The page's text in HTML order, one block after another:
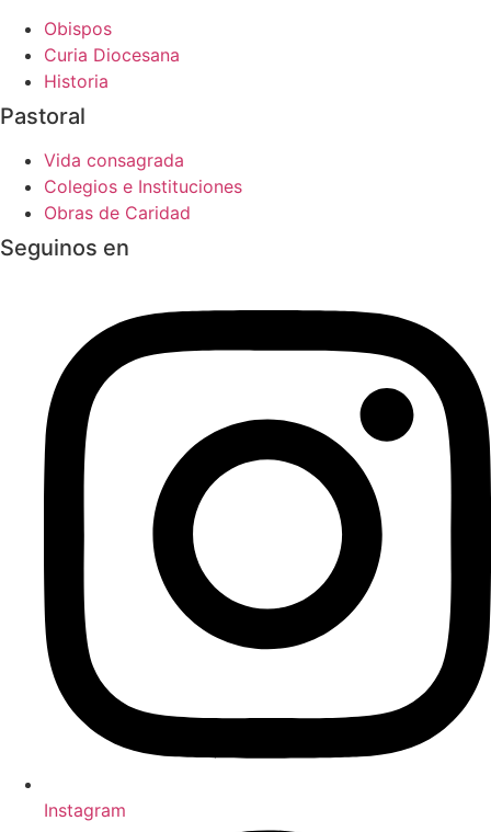
Obispos
Curia Diocesana
Historia
Pastoral
Vida consagrada
Colegios e Instituciones
Obras de Caridad
Seguinos en
Instagram